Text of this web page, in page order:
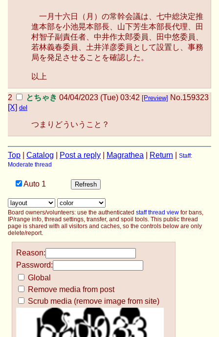
掲げているのは、主要政党では日本共産党しかな
い。一方、国民の中では、「新たな潮の流れの変
化」（志位和夫委員長の国会議員団総会あいさつ）
が起こっており、著名な方が次々に「この道は危な
い」と発言する状況が生まれている。世論調査で
も、“軍拡そのものに反対”の声が多数になってきて
いる。この流れを受けとめることができる政党は日
本共産党をおいて他にない。いまわが党が国民の中
にうって出て、党を大きくする条件は大いにあるこ
とを確信にしてとりくみを推進していく。
会」が提起した「平和、いのち、くらしを壊す大軍
た宣伝、署名集めや訪問活動を繰り広げ、訪問活動
と結び党勢拡大にも積極的にとりくんでいく。「大
出て、党の風を吹かせながら、党づくりを前進させ
（２） 「手紙」が力を発揮しつつあることに確信
をもち、「一月末までに、『手紙』を文字通りすべ
ての支部・グループで討議し、実践に踏み出す」と
いう七中総結語の提起を文字通りやりぬくため、一
月最後まで力を尽くしていく。
“「手紙」を八割以上の支部が討議し、入党者を
迎える流れをつくってきている。 中井作太郎選挙
対策局長の論文も読み、「１３０％の党」づくりを
本気でやるには、読者への働きかけだけに絞らない
で、支持者にもカラーバンフを渡して働きかけよう
と発展した”との経験など、各地で「手紙」は力を
発揮している。職場支部でも「手紙」を読み討議す
ると、“中央と職場支部の心が通う”、“じわじわ、党
一月十六日（月）の常幹会議は、七中総決定推
進本部を小池晃本部長、山下芳生本部長代理、田
村智子副責任者、中井作太郎委員、田中悠委員、
若林義春委員、土井洋彦委員として設置し、事務
局を発足させることを確認した。
以上
とちゃき 04/04/2023 (Tue) 03:42 [Preview] No.159323
[X] del
つまりどういうこと？
Top Catalog Post a reply Magrathea Return
Staff:
Moderate thread
Auto
Board owners/volunteers: use the authenticated staff thread view for bans,
IP/range info, thread settings, transfer, and spoil tools. This public thread
page is shared with all visitors and caches, so the controls below are only
delete/report.
Reason:
Password:
Global
Remove media from post
Scrub media (remove image from site)